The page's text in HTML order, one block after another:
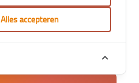
Alles accepteren